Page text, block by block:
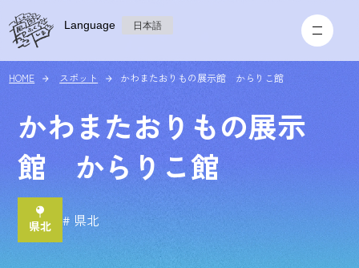
Language 日本語
HOME スポット かわまたおりもの展示館 からりこ館
かわまたおりもの展示
館 からりこ館
# 県北